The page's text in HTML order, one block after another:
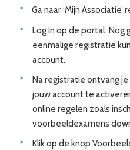
Ganaar ‘Mijn Associatie’
Log in op de portal. Nog
eenmalige registratie kun
account.
Na registratie ontvangje
jouwaccount te
online regelen zoals
voorbeeldexamens
Klik op de knop